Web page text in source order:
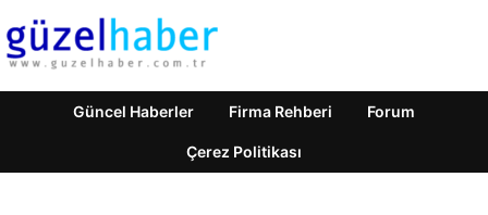
Güncel Haberler Firma Rehberi Forum
Çerez Politikası